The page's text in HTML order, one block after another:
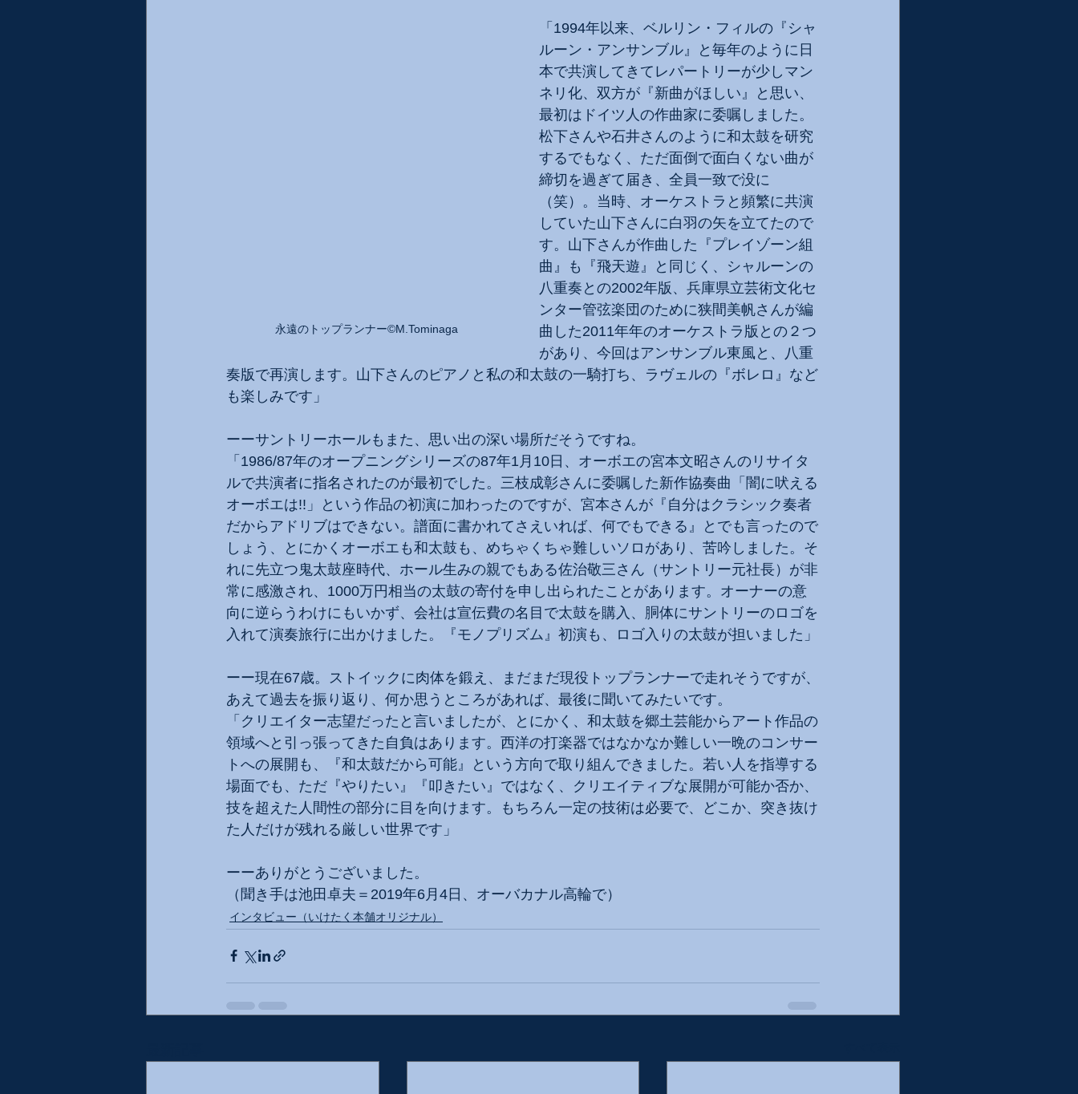
永遠のトップランナー©️M.Tominaga
「1994年以来、ベルリン・フィルの『シャ
ルーン・アンサンブル』と毎年のように日
本で共演してきてレパートリーが少しマン
ネリ化、双方が『新曲がほしい』と思い、
最初はドイツ人の作曲家に委嘱しました。
松下さんや石井さんのように和太鼓を研究
するでもなく、ただ面倒で面白くない曲が
締切を過ぎて届き、全員一致で没に
（笑）。当時、オーケストラと頻繁に共演
していた山下さんに白羽の矢を立てたので
す。山下さんが作曲した『プレイゾーン組
曲』も『飛天遊』と同じく、シャルーンの
八重奏との2002年版、兵庫県立芸術文化セ
ンター管弦楽団のために狭間美帆さんが編
曲した2011年年のオーケストラ版との２つ
があり、今回はアンサンブル東風と、八重
奏版で再演します。山下さんのピアノと私の和太鼓の一騎打ち、ラヴェルの『ボレロ』など
も楽しみです」
ーーサントリーホールもまた、思い出の深い場所だそうですね。
「1986/87年のオープニングシリーズの87年1月10日、オーボエの宮本文昭さんのリサイタ
ルで共演者に指名されたのが最初でした。三枝成彰さんに委嘱した新作協奏曲「闇に吠える
オーボエは!!」という作品の初演に加わったのですが、宮本さんが『自分はクラシック奏者
だからアドリブはできない。譜面に書かれてさえいれば、何でもできる』とでも言ったので
しょう、とにかくオーボエも和太鼓も、めちゃくちゃ難しいソロがあり、苦吟しました。そ
れに先立つ鬼太鼓座時代、ホール生みの親でもある佐治敬三さん（サントリー元社長）が非
常に感激され、1000万円相当の太鼓の寄付を申し出られたことがあります。オーナーの意
向に逆らうわけにもいかず、会社は宣伝費の名目で太鼓を購入、胴体にサントリーのロゴを
入れて演奏旅行に出かけました。『モノプリズム』初演も、ロゴ入りの太鼓が担いました」
ーー現在67歳。ストイックに肉体を鍛え、まだまだ現役トップランナーで走れそうですが、
あえて過去を振り返り、何か思うところがあれば、最後に聞いてみたいです。
「クリエイター志望だったと言いましたが、とにかく、和太鼓を郷土芸能からアート作品の
領域へと引っ張ってきた自負はあります。西洋の打楽器ではなかなか難しい一晩のコンサー
トへの展開も、『和太鼓だから可能』という方向で取り組んできました。若い人を指導する
場面でも、ただ『やりたい』『叩きたい』ではなく、クリエイティブな展開が可能か否か、
技を超えた人間性の部分に目を向けます。もちろん一定の技術は必要で、どこか、突き抜け
た人だけが残れる厳しい世界です」
ーーありがとうございました。
（聞き手は池田卓夫＝2019年6月4日、オーバカナル高輪で）
インタビュー（いけたく本舗オリジナル）